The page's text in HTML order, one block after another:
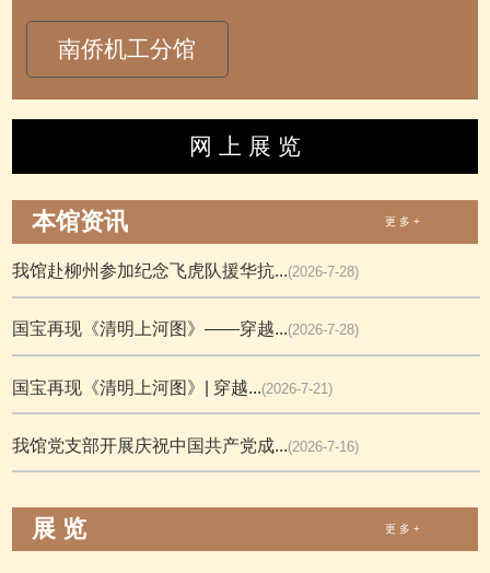
南侨机工分馆
网 上 展 览
本馆资讯 更 多 +
我馆赴柳州参加纪念飞虎队援华抗...(2026-7-28)
国宝再现《清明上河图》——穿越...(2026-7-28)
国宝再现《清明上河图》| 穿越...(2026-7-21)
我馆党支部开展庆祝中国共产党成...(2026-7-16)
展 览 更 多 +